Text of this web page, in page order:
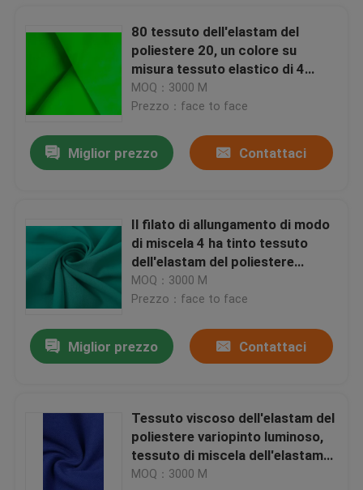
80 tessuto dell'elastam del
poliestere 20, un colore su
misura tessuto elastico di 4
modi
MOQ：3000 M
Prezzo：face to face
Miglior prezzo Contattaci
Il filato di allungamento di modo
di miscela 4 ha tinto tessuto
dell'elastam del poliestere
50D/40D 85 15 del tessuto
MOQ：3000 M
Prezzo：face to face
Miglior prezzo Contattaci
Tessuto viscoso dell'elastam del
poliestere variopinto luminoso,
tessuto di miscela dell'elastam
del rayon del poliestere
MOQ：3000 M